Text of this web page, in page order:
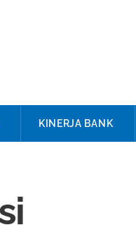
KINERJA BANK